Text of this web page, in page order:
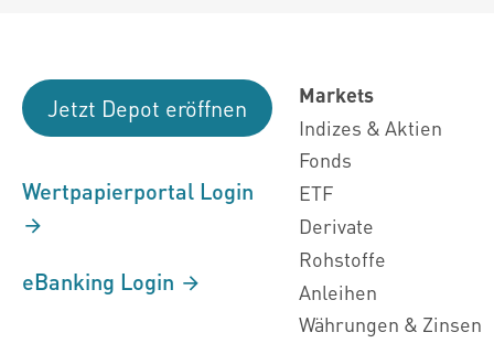
Jetzt Depot eröffnen
Wertpapierportal Login
eBanking Login
Markets
Indizes & Aktien
Fonds
ETF
Derivate
Rohstoffe
Anleihen
Währungen & Zinsen